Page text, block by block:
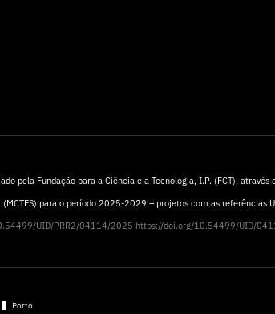
pela Fundação para a Ciência e a Tecnologia, I.P. (FCT),
(MCTES) para o período 2025-2029 – projetos com as
UID/PRR2/04114/2025 https://doi.org/10.54499/UID/
Porto